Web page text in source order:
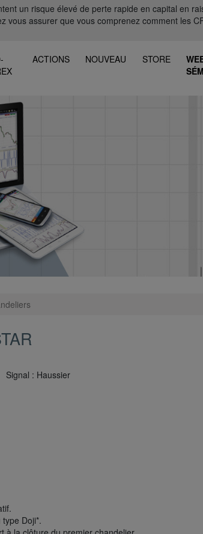
un risque élevé de perte rapide en capital en
vous assurer que vous comprenez comment
ACTIONS NOUVEAU STORE
Signal : Haussier
Doji*.